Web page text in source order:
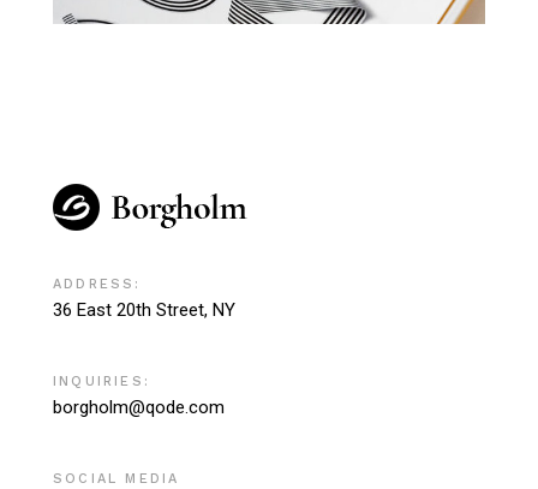
ADDRESS:
36 East 20th Street, NY
INQUIRIES:
borgholm@qode.com
SOCIAL MEDIA